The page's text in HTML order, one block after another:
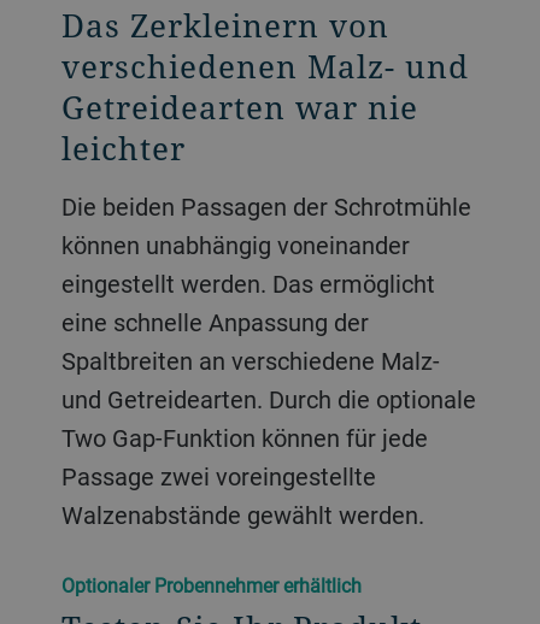
Das Zerkleinern von
verschiedenen Malz- und
Getreidearten war nie
leichter
Die beiden Passagen der Schrotmühle
können unabhängig voneinander
eingestellt werden. Das ermöglicht
eine schnelle Anpassung der
Spaltbreiten an verschiedene Malz-
und Getreidearten. Durch die optionale
Two Gap-Funktion können für jede
Passage zwei voreingestellte
Walzenabstände gewählt werden.
Optionaler Probennehmer erhältlich